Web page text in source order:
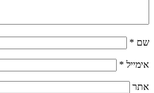
שם *
אימייל *
אתר